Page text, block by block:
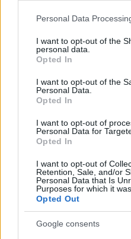
Please note that this
not limited to your visit or
grant or deny consent to
use your data for below
consent section.
Personal Data
I want to opt-out of the
personal data.
Opted In
I want to opt-out of the
Personal Data.
Opted In
I want to opt-out of
Personal Data for
Opted In
I want to opt-out of
Retention, Sale, and/or
Personal Data that Is
Purposes for which it
Opted Out
Google consents
Ερειπωμένο σπίτι στην
καλύπτουν κάθε γούστο.
τον Αρχάγγελο
οικισμόΠλύτρα. Η
διαυγή, ρηχά νερά και είναι
παιδιά. Στην περιοχή
πόλη του Αρχαίου Ασωπού,
διακρίνονται με γυμνό